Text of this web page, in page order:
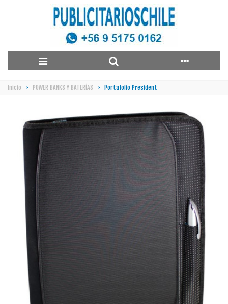
Inicio > POWER BANKS Y BATERÍAS > Portafolio President